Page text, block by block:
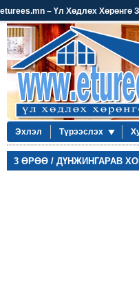
eturees.mn – Үл Хөдлөх Хөрөнгө
Эхлэл Түрээслэх
3 ӨРӨӨ / ДҮНЖИНГАРАВ